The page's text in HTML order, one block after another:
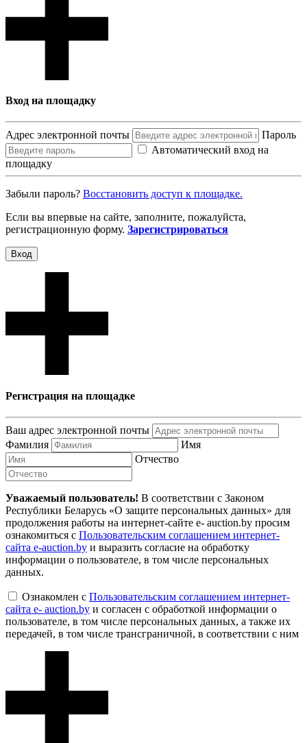
Вход на площадку
Адрес электронной почты
Пароль
Автоматический вход на
площадку
Забыли пароль? Восcтановить доступ к площадке.
Если вы впервые на сайте, заполните, пожалуйста,
регистрационную форму. Зарегистрироваться
Вход
Регистрация на площадке
Ваш адрес электронной почты
Фамилия
Имя
Отчество
Уважаемый пользователь! В соответствии с Законом
Республики Беларусь «О защите персональных данных» для
продолжения работы на интернет-сайте e- auction.by просим
ознакомиться с Пользовательским соглашением интернет-
сайта e-auction.by и выразить согласие на обработку
информации о пользователе, в том числе персональных
данных.
Ознакомлен с Пользовательским соглашением интернет-
сайта e- auction.by и согласен с обработкой информации о
пользователе, в том числе персональных данных, а также их
передачей, в том числе трансграничной, в соответствии с ним